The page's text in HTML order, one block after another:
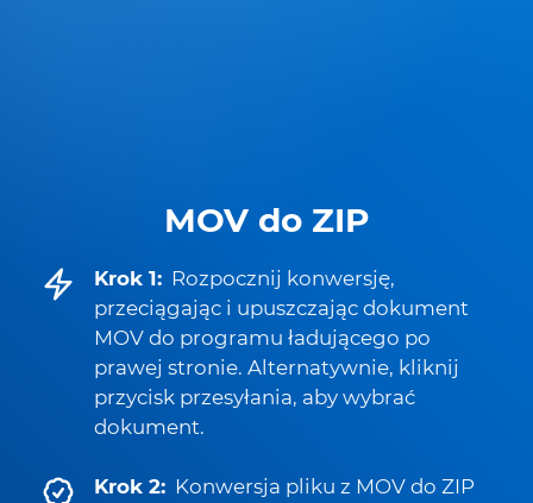
MOV do ZIP
Krok 1: Rozpocznij konwersję,
przeciągając i upuszczając dokument
MOV do programu ładującego po
prawej stronie. Alternatywnie, kliknij
przycisk przesyłania, aby wybrać
dokument.
Krok 2: Konwersja pliku z MOV do ZIP